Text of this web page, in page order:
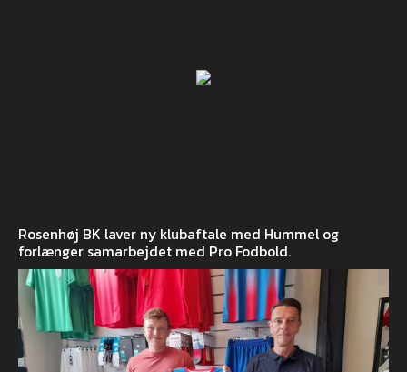
Rosenhøj BK laver ny klubaftale med Hummel og
forlænger samarbejdet med Pro Fodbold.